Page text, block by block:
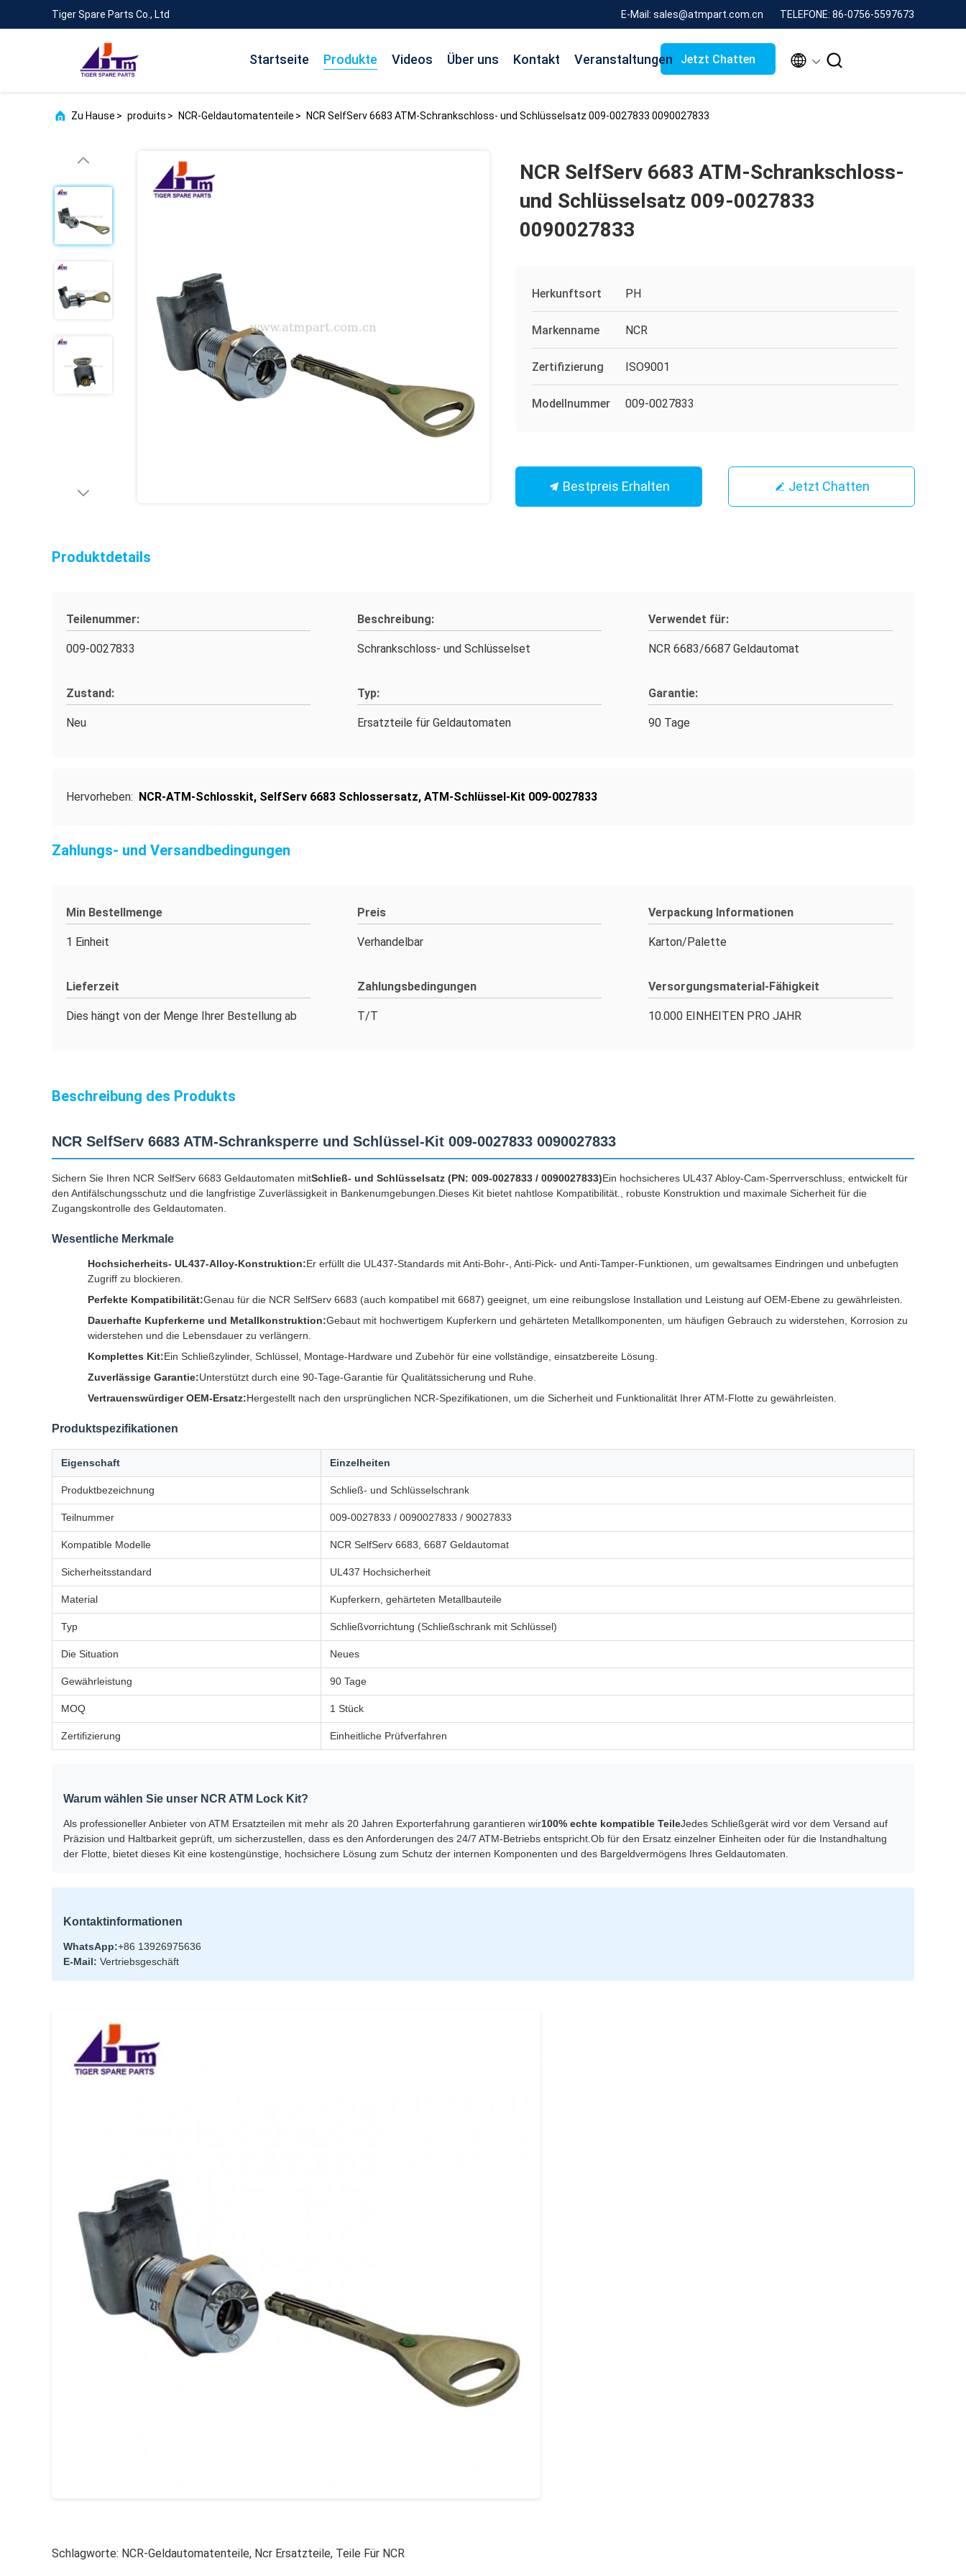
Tiger Spare Parts Co., Ltd E-Mail: sales@atmpart.com.cn TELEFONE: 86-0756-5597673
Startseite Produkte Videos Über uns Kontakt Veranstaltungen Jetzt Chatten  
Zu Hause > produits > NCR-Geldautomatenteile > NCR SelfServ 6683 ATM-Schrankschloss- und Schlüsselsatz 009-0027833 0090027833
NCR SelfServ 6683 ATM-Schrankschloss-
und Schlüsselsatz 009-0027833
0090027833
Herkunftsort PH
Markenname NCR
Zertifizierung ISO9001
Modellnummer 009-0027833
Bestpreis Erhalten Jetzt Chatten
Produktdetails
Teilenummer:
009-0027833
Beschreibung:
Schrankschloss- und Schlüsselset
Verwendet für:
NCR 6683/6687 Geldautomat
Zustand:
Neu
Typ:
Ersatzteile für Geldautomaten
Garantie:
90 Tage
Hervorheben: NCR-ATM-Schlosskit, SelfServ 6683 Schlossersatz, ATM-Schlüssel-Kit 009-0027833
Zahlungs- und Versandbedingungen
Min Bestellmenge
1 Einheit
Preis
Verhandelbar
Verpackung Informationen
Karton/Palette
Lieferzeit
Dies hängt von der Menge Ihrer Bestellung ab
Zahlungsbedingungen
T/T
Versorgungsmaterial-Fähigkeit
10.000 EINHEITEN PRO JAHR
Beschreibung des Produkts
NCR SelfServ 6683 ATM-Schranksperre und Schlüssel-Kit 009-0027833 0090027833
Sichern Sie Ihren NCR SelfServ 6683 Geldautomaten mitSchließ- und Schlüsselsatz (PN: 009-0027833 / 0090027833)Ein hochsicheres UL437 Abloy-Cam-Sperrverschluss, entwickelt für
den Antifälschungsschutz und die langfristige Zuverlässigkeit in Bankenumgebungen.Dieses Kit bietet nahtlose Kompatibilität., robuste Konstruktion und maximale Sicherheit für die
Zugangskontrolle des Geldautomaten.
Wesentliche Merkmale
Hochsicherheits- UL437-Alloy-Konstruktion:Er erfüllt die UL437-Standards mit Anti-Bohr-, Anti-Pick- und Anti-Tamper-Funktionen, um gewaltsames Eindringen und unbefugten
Zugriff zu blockieren.
Perfekte Kompatibilität:Genau für die NCR SelfServ 6683 (auch kompatibel mit 6687) geeignet, um eine reibungslose Installation und Leistung auf OEM-Ebene zu gewährleisten.
Dauerhafte Kupferkerne und Metallkonstruktion:Gebaut mit hochwertigem Kupferkern und gehärteten Metallkomponenten, um häufigen Gebrauch zu widerstehen, Korrosion zu
widerstehen und die Lebensdauer zu verlängern.
Komplettes Kit:Ein Schließzylinder, Schlüssel, Montage-Hardware und Zubehör für eine vollständige, einsatzbereite Lösung.
Zuverlässige Garantie:Unterstützt durch eine 90-Tage-Garantie für Qualitätssicherung und Ruhe.
Vertrauenswürdiger OEM-Ersatz:Hergestellt nach den ursprünglichen NCR-Spezifikationen, um die Sicherheit und Funktionalität Ihrer ATM-Flotte zu gewährleisten.
Produktspezifikationen
Eigenschaft Einzelheiten
Produktbezeichnung Schließ- und Schlüsselschrank
Teilnummer 009-0027833 / 0090027833 / 90027833
Kompatible Modelle NCR SelfServ 6683, 6687 Geldautomat
Sicherheitsstandard UL437 Hochsicherheit
Material Kupferkern, gehärteten Metallbauteile
Typ Schließvorrichtung (Schließschrank mit Schlüssel)
Die Situation Neues
Gewährleistung 90 Tage
MOQ 1 Stück
Zertifizierung Einheitliche Prüfverfahren
Warum wählen Sie unser NCR ATM Lock Kit?
Als professioneller Anbieter von ATM Ersatzteilen mit mehr als 20 Jahren Exporterfahrung garantieren wir100% echte kompatible TeileJedes Schließgerät wird vor dem Versand auf
Präzision und Haltbarkeit geprüft, um sicherzustellen, dass es den Anforderungen des 24/7 ATM-Betriebs entspricht.Ob für den Ersatz einzelner Einheiten oder für die Instandhaltung
der Flotte, bietet dieses Kit eine kostengünstige, hochsichere Lösung zum Schutz der internen Komponenten und des Bargeldvermögens Ihres Geldautomaten.
Kontaktinformationen
WhatsApp:+86 13926975636
E-Mail: Vertriebsgeschäft
Schlagworte: NCR-Geldautomatenteile, Ncr Ersatzteile, Teile Für NCR